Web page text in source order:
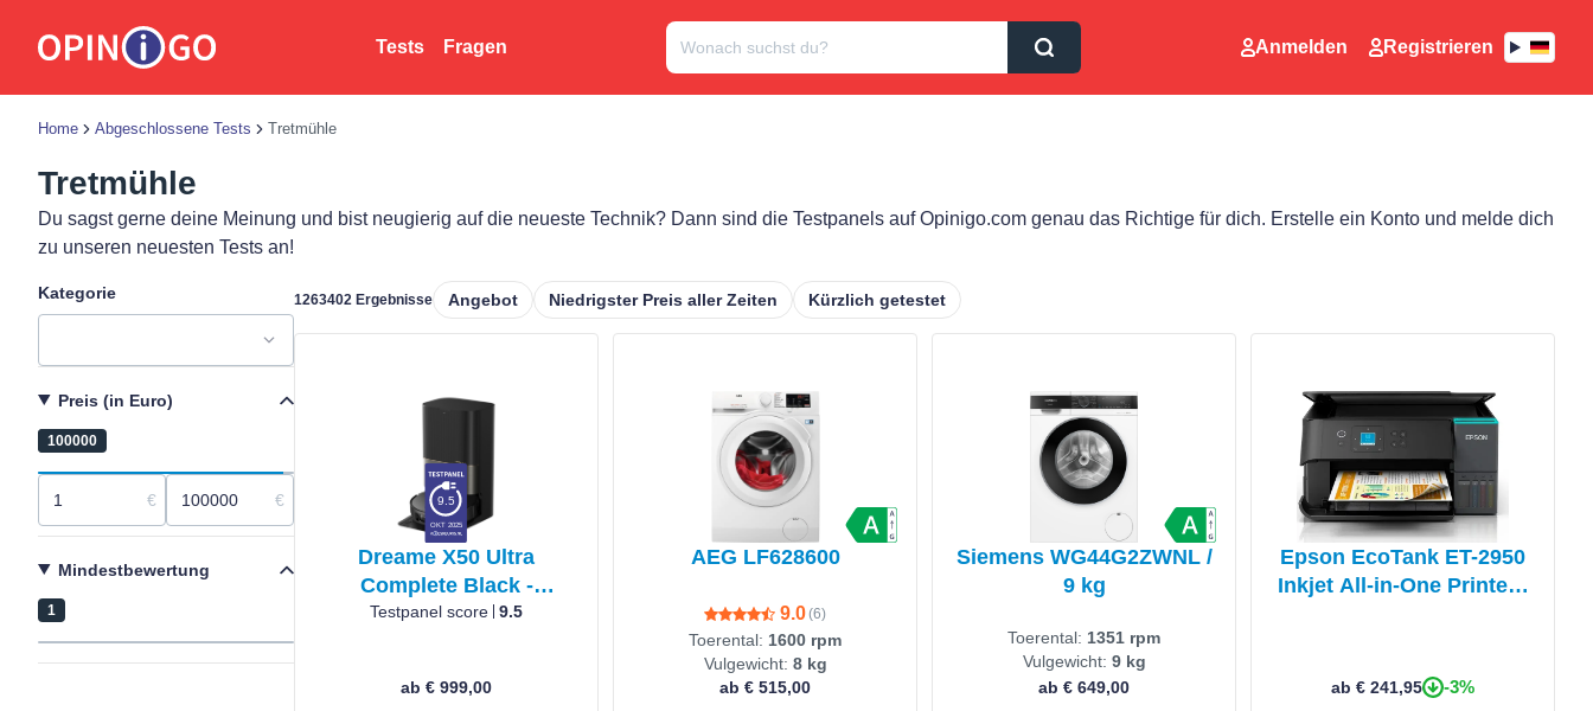
Tests Fragen Anmelden Registrieren
Home Abgeschlossene Tests Tretmühle
Tretmühle
Du sagst gerne deine Meinung und bist neugierig auf die neueste Technik? Dann sind die Testpanels auf Opinigo.com genau das Richtige für dich. Erstelle ein Konto und melde dich
zu unseren neuesten Tests an!
Kategorie
Preis (in Euro)
1
100000
€ €
Mindestbewertung
1
1263402 Ergebnisse Angebot Niedrigster Preis aller Zeiten Kürzlich getestet
9.5
OKT 2025
Dreame X50 Ultra
Complete Black -
6977328065568
Testpanel score 9.5
ab € 999,00
AEG LF628600
9.0(6)
Toerental: 1600 rpm
Vulgewicht: 8 kg
ab € 515,00
Siemens WG44G2ZWNL /
9 kg
Toerental: 1351 rpm
Vulgewicht: 9 kg
ab € 649,00
Epson EcoTank ET-2950
Inkjet All-in-One Printer -
ab € 241,95 -3%